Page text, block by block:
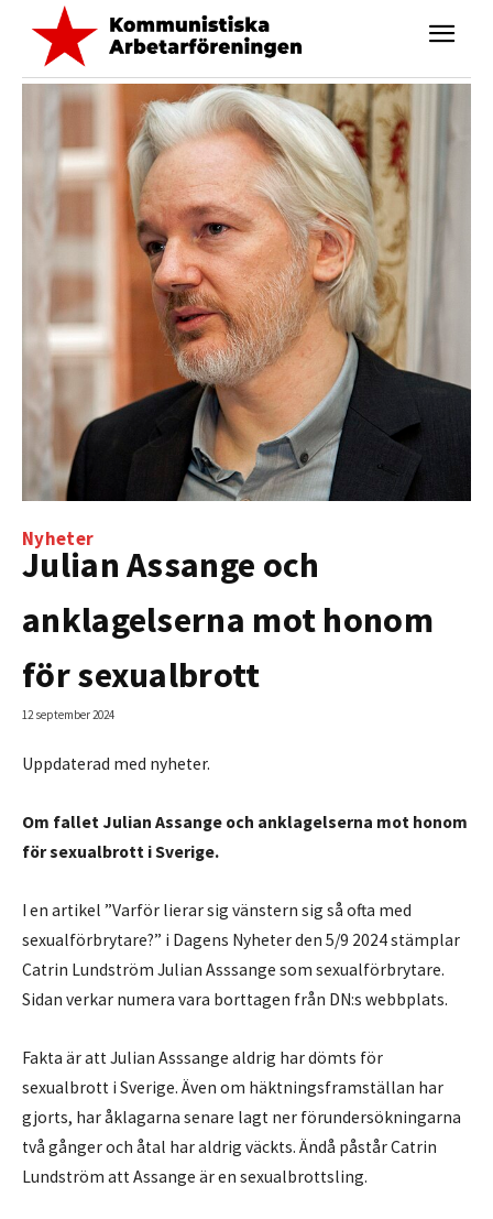
Nyheter
Julian Assange och
anklagelserna mot honom
för sexualbrott
12 september 2024
Uppdaterad med nyheter.
Om fallet Julian Assange och anklagelserna mot honom
för sexualbrott i Sverige.
I en artikel ”Varför lierar sig vänstern sig så ofta med
sexualförbrytare?” i Dagens Nyheter den 5/9 2024 stämplar
Catrin Lundström Julian Asssange som sexualförbrytare.
Sidan verkar numera vara borttagen från DN:s webbplats.
Fakta är att Julian Asssange aldrig har dömts för
sexualbrott i Sverige. Även om häktningsframställan har
gjorts, har åklagarna senare lagt ner förundersökningarna
två gånger och åtal har aldrig väckts. Ändå påstår Catrin
Lundström att Assange är en sexualbrottsling.